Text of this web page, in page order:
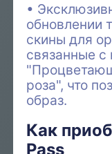
обновлении
скины для
связанные с
роза", что
образ.
Как
Pass